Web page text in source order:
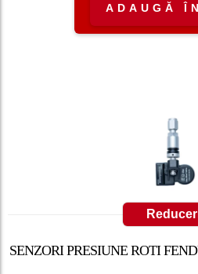
ADAUGĂ
SENZORI PRESIUNE ROTI